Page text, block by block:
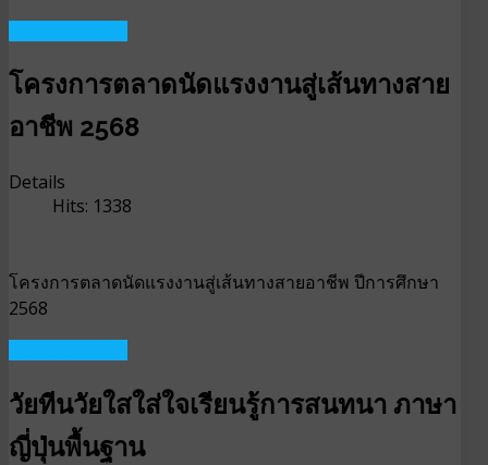
โครงการตลาดนัดแรงงานสู่เส้นทางสาย
อาชีพ 2568
Details
Hits: 1338
โครงการตลาดนัดแรงงานสู่เส้นทางสายอาชีพ ปีการศึกษา
2568
วัยทีนวัยใสใส่ใจเรียนรู้การสนทนา ภาษา
ญี่ปุ่นพื้นฐาน